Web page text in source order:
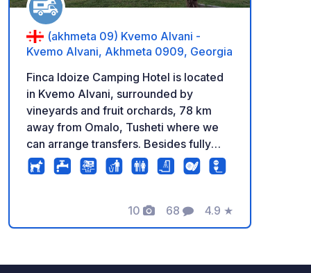
(akhmeta 09) Kvemo Alvani -
Kvemo Alvani, Akhmeta 0909, Georgia
Finca Idoize Camping Hotel is located
in Kvemo Alvani, surrounded by
vineyards and fruit orchards, 78 km
away from Omalo, Tusheti where we
can arrange transfers. Besides fully
equipped cottages, we offer parking
for motorhomes. There is a swimming
10
Photos
68
Comments
4.9
Rating
★